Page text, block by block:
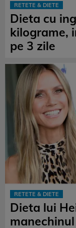
RETETE & DIETE
Dieta cu
kilograme,
pe 3 zile
RETETE & DIETE
Dieta lui